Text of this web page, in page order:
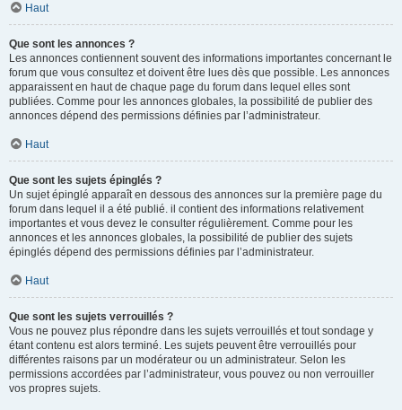
Haut
Que sont les annonces ?
Les annonces contiennent souvent des informations importantes concernant le
forum que vous consultez et doivent être lues dès que possible. Les annonces
apparaissent en haut de chaque page du forum dans lequel elles sont
publiées. Comme pour les annonces globales, la possibilité de publier des
annonces dépend des permissions définies par l’administrateur.
Haut
Que sont les sujets épinglés ?
Un sujet épinglé apparaît en dessous des annonces sur la première page du
forum dans lequel il a été publié. il contient des informations relativement
importantes et vous devez le consulter régulièrement. Comme pour les
annonces et les annonces globales, la possibilité de publier des sujets
épinglés dépend des permissions définies par l’administrateur.
Haut
Que sont les sujets verrouillés ?
Vous ne pouvez plus répondre dans les sujets verrouillés et tout sondage y
étant contenu est alors terminé. Les sujets peuvent être verrouillés pour
différentes raisons par un modérateur ou un administrateur. Selon les
permissions accordées par l’administrateur, vous pouvez ou non verrouiller
vos propres sujets.